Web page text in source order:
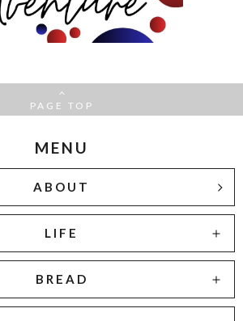
PAGE TOP
MENU
ABOUT
LIFE
BREAD